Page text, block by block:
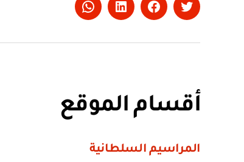
Twitter
Facebook
LinkedIn
Whatsapp
أقسام الموقع
المراسيم السلطانية